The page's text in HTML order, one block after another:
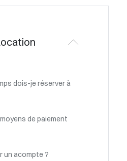
dois-je réserver à
de paiement
un acompte ?